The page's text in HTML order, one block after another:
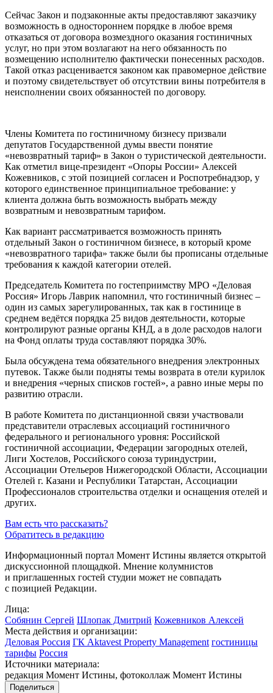
Сейчас Закон и подзаконные акты предоставляют заказчику
возможность в одностороннем порядке в любое время
отказаться от договора возмездного оказания гостиничных
услуг, но при этом возлагают на него обязанность по
возмещению исполнителю фактически понесенных расходов.
Такой отказ расценивается законом как правомерное действие
и поэтому свидетельствует об отсутствии вины потребителя в
неисполнении своих обязанностей по договору.
Члены Комитета по гостиничному бизнесу призвали
депутатов Государственной думы ввести понятие
«невозвратный тариф» в Закон о туристической деятельности.
Как отметил вице-президент «Опоры России» Алексей
Кожевников, с этой позицией согласен и Роспотребнадзор, у
которого единственное принципиальное требование: у
клиента должна быть возможность выбрать между
возвратным и невозвратным тарифом.
Как вариант рассматривается возможность принять
отдельный Закон о гостиничном бизнесе, в который кроме
«невозвратного тарифа» также были бы прописаны отдельные
требования к каждой категории отелей.
Председатель Комитета по гостеприимству МРО «Деловая
Россия» Игорь Лаврик напомнил, что гостиничный бизнес –
один из самых зарегулированных, так как в гостинице в
среднем ведётся порядка 25 видов деятельности, которые
контролируют разные органы КНД, а в доле расходов налоги
на Фонд оплаты труда составляют порядка 30%.
Была обсуждена тема обязательного внедрения электронных
путевок. Также были подняты темы возврата в отели курилок
и внедрения «черных списков гостей», а равно иные меры по
развитию отрасли.
В работе Комитета по дистанционной связи участвовали
представители отраслевых ассоциаций гостиничного
федерального и регионального уровня: Российской
гостиничной ассоциации, Федерации загородных отелей,
Лиги Хостелов, Российского союза туриндустрии,
Ассоциации Отельеров Нижегородской Области, Ассоциации
Отелей г. Казани и Республики Татарстан, Ассоциации
Профессионалов строительства отделки и оснащения отелей и
других.
Вам есть что рассказать?
Обратитесь в редакцию
Информационный портал Момент Истины является открытой
дискуссионной площадкой. Мнение колумнистов
и приглашенных гостей студии может не совпадать
с позицией Редакции.
Лица:
Собянин Сергей Шлопак Дмитрий Кожевников Алексей
Места действия и организации:
Деловая Россия ГК Aktavest Property Management гостиницы
тарифы Россия
Источники материала:
редакция Момент Истины, фотоколлаж Момент Истины
Поделиться